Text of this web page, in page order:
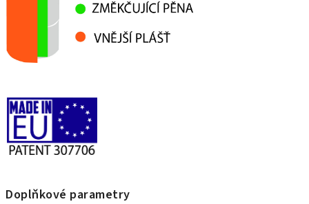
Doplňkové parametry